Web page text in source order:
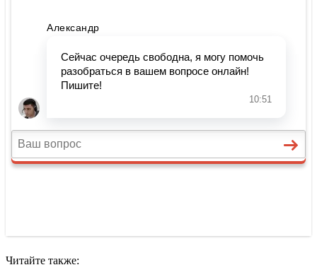
Читайте также: